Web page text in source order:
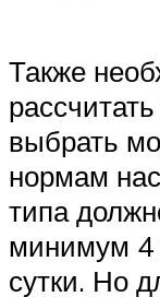
Также
выбрать
нормам
типа
минимум 4
сутки. Но